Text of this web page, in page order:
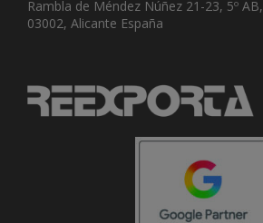
Rambla de Méndez Núñez 21-23, 5º AB,
03002, Alicante España